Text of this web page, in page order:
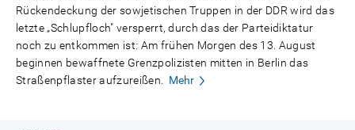
Rückendeckung der sowjetischen Truppen in der DDR wird das
letzte „Schlupfloch" versperrt, durch das der Parteidiktatur
noch zu entkommen ist: Am frühen Morgen des 13. August
beginnen bewaffnete Grenzpolizisten mitten in Berlin das
Straßenpflaster aufzureißen.
Mehr